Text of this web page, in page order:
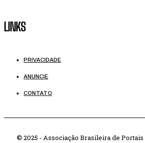
LINKS
PRIVACIDADE
ANUNCIE
CONTATO
© 2025 - Associação Brasileira de Portais